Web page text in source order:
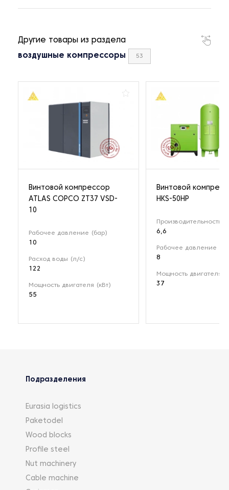
Другие товары из раздела
воздушные компрессоры 53
Винтовой компрессор
ATLAS COPCO ZT37 VSD-
10
Рабочее давление (бар)
10
Расход воды (л/с)
122
Мощность двигателя (кВт)
55
Винтовой
HKS-50HP
Производительность
6,6
Рабочее давление
8
Мощность двигателя
37
Подразделения
Eurasia logistics
Paketodel
Wood blocks
Profile steel
Nut machinery
Cable machine